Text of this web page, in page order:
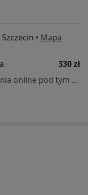
• Mapa
330 zł
Specjalista nie oferuje umawiania online pod tym adresem.